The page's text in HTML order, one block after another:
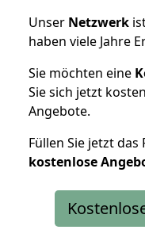
Unser Netzwerk
haben viele Jahre
Sie möchten eine
Sie sich jetzt
Angebote.
Füllen Sie jetzt
kostenlose